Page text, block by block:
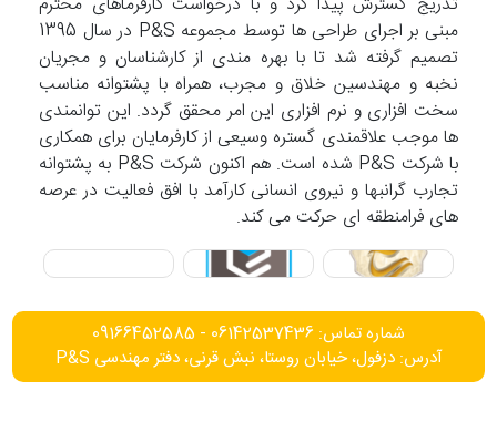
مبنی بر اجرای طراحی ها توسط مجموعه P&S در سال 1395
تصمیم گرفته شد تا با بهره مندی از کارشناسان و مجریان
نخبه و مهندسین خلاق و مجرب، همراه با پشتوانه مناسب
سخت افزاری و نرم افزاری این امر محقق گردد. این توانمندی
ها موجب علاقمندی گستره وسیعی از کارفرمایان برای همکاری
با شرکت P&S شده است. هم اکنون شرکت P&S به پشتوانه
تجارب گرانبها و نیروی انسانی کارآمد با افق فعالیت در عرصه
های فرامنطقه ای حرکت می کند.
شماره تماس: 06142537436 - 09166452585
آدرس: دزفول، خیابان روستا، نبش قرنی، دفتر مهندسی P&S